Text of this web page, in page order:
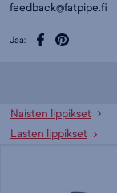
feedback@fatpipe.fi
Jaa:
Naisten lippikset
Lasten lippikset